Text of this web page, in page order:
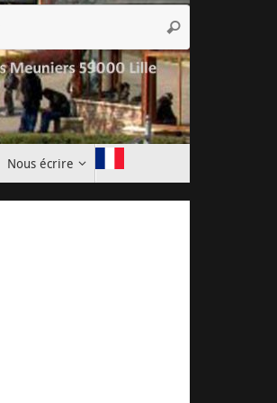
:
Rechercher
Nous écrire